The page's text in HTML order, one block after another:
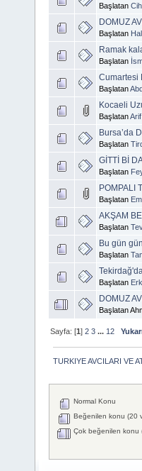
Başlatan
DOMUZ
Başlatan
Ramak
Başlatan
Cumartesi
Başlatan
Kocaeli
BaşlatanArif
Bursa’da
Başlatan
GİTTİ Bİ
Başlatan
POMPALI
Başlatan
AKŞAM
Başlatan
Bu gün
Başlatan
Başlatan
DOMUZ
Başlatan
Sayfa: [1]2 3 ... 12
TURKIYE AVCILARI VE
Normal Konu
Beğenilen konu (20
Çok beğenilen konu